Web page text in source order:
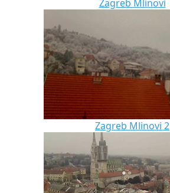
Zagreb Mlinovi
Zagreb Mlinovi 2